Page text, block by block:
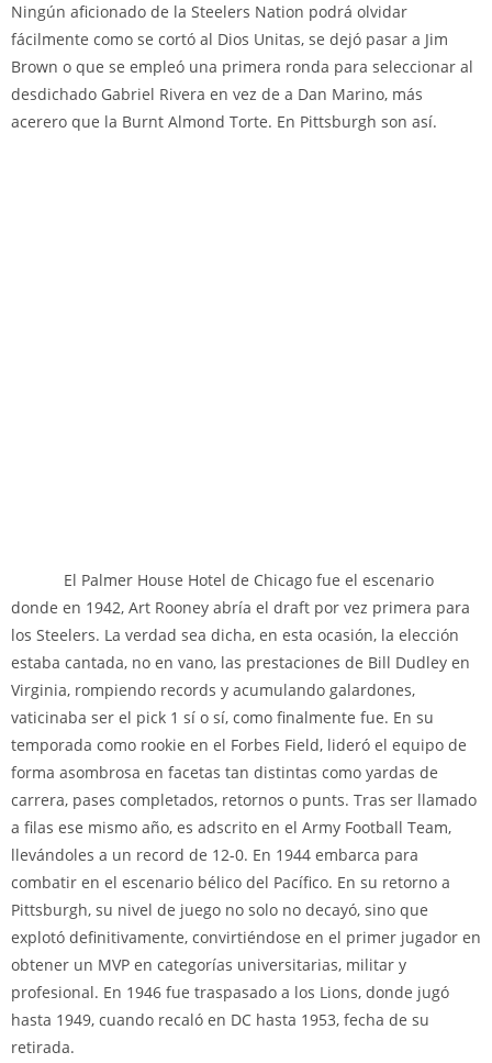
Ningún aficionado de la Steelers Nation podrá olvidar
fácilmente como se cortó al Dios Unitas, se dejó pasar a Jim
Brown o que se empleó una primera ronda para seleccionar al
desdichado Gabriel Rivera en vez de a Dan Marino, más
acerero que la Burnt Almond Torte. En Pittsburgh son así.
El Palmer House Hotel de Chicago fue el escenario
donde en 1942, Art Rooney abría el draft por vez primera para
los Steelers. La verdad sea dicha, en esta ocasión, la elección
estaba cantada, no en vano, las prestaciones de Bill Dudley en
Virginia, rompiendo records y acumulando galardones,
vaticinaba ser el pick 1 sí o sí, como finalmente fue. En su
temporada como rookie en el Forbes Field, lideró el equipo de
forma asombrosa en facetas tan distintas como yardas de
carrera, pases completados, retornos o punts. Tras ser llamado
a filas ese mismo año, es adscrito en el Army Football Team,
llevándoles a un record de 12-0. En 1944 embarca para
combatir en el escenario bélico del Pacífico. En su retorno a
Pittsburgh, su nivel de juego no solo no decayó, sino que
explotó definitivamente, convirtiéndose en el primer jugador en
obtener un MVP en categorías universitarias, militar y
profesional. En 1946 fue traspasado a los Lions, donde jugó
hasta 1949, cuando recaló en DC hasta 1953, fecha de su
retirada.